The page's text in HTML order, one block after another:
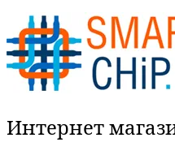
Интернет